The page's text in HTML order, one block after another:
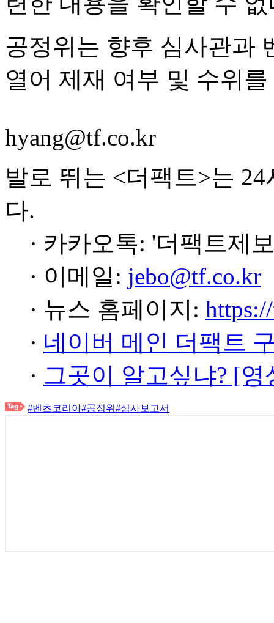
공정위는 향후 심사관과
열어 제재 여부 및 수위
hyang@tf.co.kr
발로 뛰는 <더팩트>는
다.
· 카카오톡: '더팩트제
· 이메일: jebo@tf.co.kr
· 뉴스 홈페이지:
· 네이버 메인 더팩트
· 그곳이 알고싶냐? [
#벤츠코리아#공정위 #심사보고서